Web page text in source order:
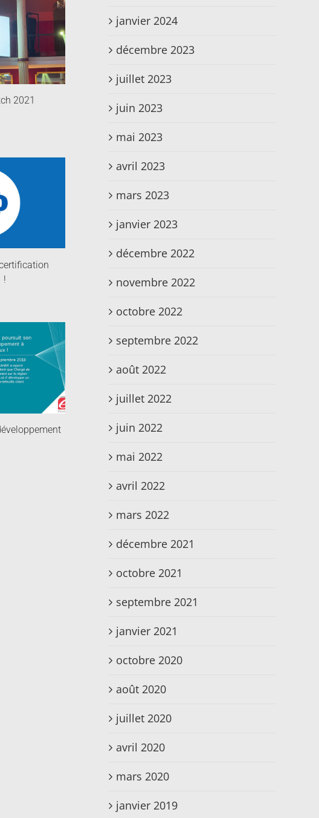
2021
!
janvier 2024
décembre 2023
juillet 2023
juin 2023
mai 2023
avril 2023
mars 2023
janvier 2023
décembre 2022
novembre 2022
octobre 2022
septembre 2022
août 2022
juillet 2022
juin 2022
mai 2022
avril 2022
mars 2022
décembre 2021
octobre 2021
septembre 2021
janvier 2021
octobre 2020
août 2020
juillet 2020
avril 2020
mars 2020
janvier 2019